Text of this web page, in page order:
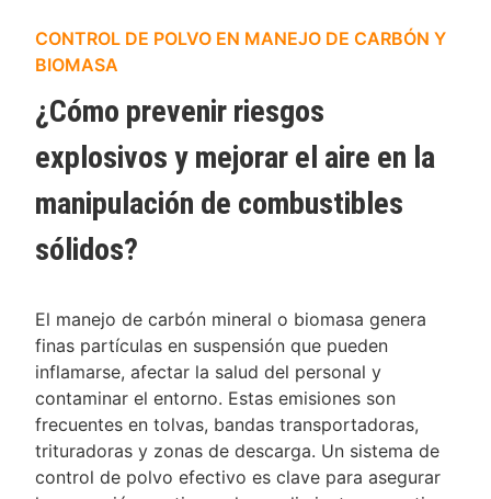
CONTROL DE POLVO EN MANEJO DE CARBÓN Y
BIOMASA
¿Cómo prevenir riesgos
explosivos y mejorar el aire en la
manipulación de combustibles
sólidos?
El manejo de carbón mineral o biomasa genera
finas partículas en suspensión que pueden
inflamarse, afectar la salud del personal y
contaminar el entorno. Estas emisiones son
frecuentes en tolvas, bandas transportadoras,
trituradoras y zonas de descarga. Un sistema de
control de polvo efectivo es clave para asegurar